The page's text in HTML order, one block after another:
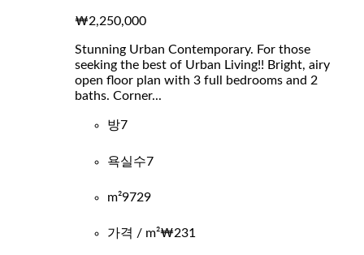
₩2,250,000
Stunning Urban Contemporary. For those
seeking the best of Urban Living!! Bright, airy
open floor plan with 3 full bedrooms and 2
baths. Corner...
방7
욕실수7
m²9729
가격 / m²₩231